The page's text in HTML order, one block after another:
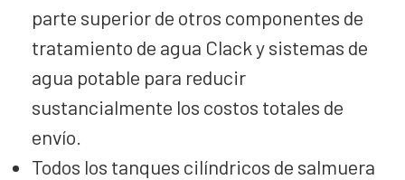
parte superior de otros componentes de
tratamiento de agua Clack y sistemas de
agua potable para reducir
sustancialmente los costos totales de
envío.
Todos los tanques cilíndricos de salmuera